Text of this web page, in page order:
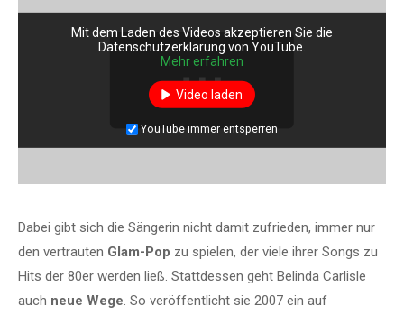
Mit dem Laden des Videos akzeptieren Sie die
Datenschutzerklärung von YouTube.
Mehr erfahren
Video laden
YouTube immer entsperren
Dabei gibt sich die Sängerin nicht damit zufrieden, immer nur
den vertrauten Glam-Pop zu spielen, der viele ihrer Songs zu
Hits der 80er werden ließ. Stattdessen geht Belinda Carlisle
auch neue Wege. So veröffentlicht sie 2007 ein auf